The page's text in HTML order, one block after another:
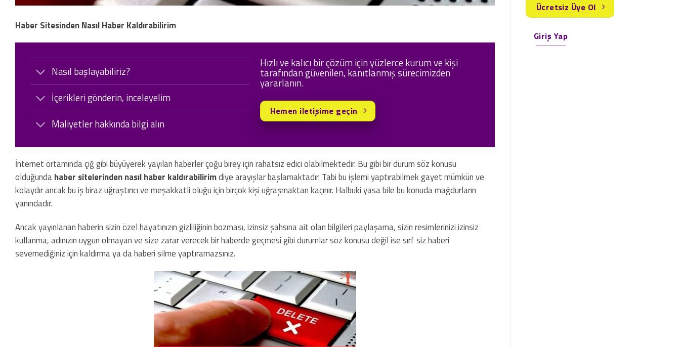
Haber Sitesinden Nasıl Haber Kaldırabilirim
Nasıl başlayabiliriz?
İçerikleri gönderin, inceleyelim
Maliyetler hakkında bilgi alın
Hızlı ve kalıcı bir çözüm için yüzlerce kurum ve kişi
tarafından güvenilen, kanıtlanmış sürecimizden
yararlanın.
Hemen iletişime geçin
İnternet ortamında çığ gibi büyüyerek yayılan haberler çoğu birey için rahatsız edici olabilmektedir. Bu gibi bir durum söz konusu
olduğundahaber sitelerinden nasıl haber kaldırabilirimdiye arayışlar başlamaktadır. Tabi bu işlemi yaptırabilmek gayet mümkün ve
kolaydır ancak bu iş biraz uğraştırıcı ve meşakkatli oluğu için birçok kişi uğraşmaktan kaçınır. Halbuki yasa bile bu konuda mağdurların
yanındadır.
Ancak yayınlanan haberin sizin özel hayatınızın gizliliğinin bozması, izinsiz şahsına ait olan bilgileri paylaşama, sizin resimlerinizi izinsiz
kullanma, adınızın uygun olmayan ve size zarar verecek bir haberde geçmesi gibi durumlar söz konusu değil ise sırf siz haberi
sevemediğiniz için kaldırma ya da haberi silme yaptıramazsınız.
Ücretsiz Üye Ol
Giriş Yap